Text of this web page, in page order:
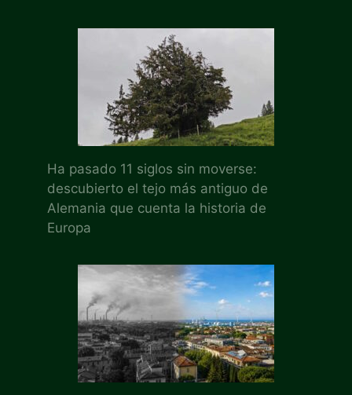
Ha pasado 11 siglos sin moverse:
descubierto el tejo más antiguo de
Alemania que cuenta la historia de
Europa